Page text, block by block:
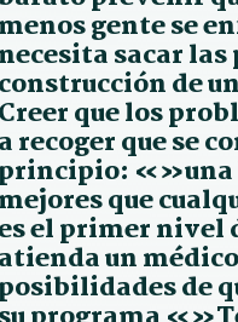
menos gente se
necesita sacar
construcción de
Creer que los
a recoger que se
principio: «»una
mejores que
el primer nivel
atienda un
posibilidades de